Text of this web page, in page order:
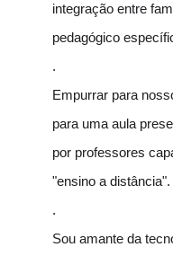
integração entre
pedagógico
.
Empurrar para
para uma aula
por professores
"ensino a distância".
.
Sou amante da